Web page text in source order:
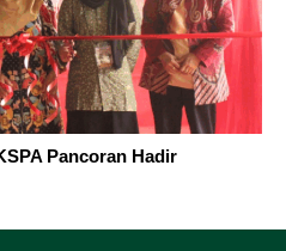
Pancoran Hadir